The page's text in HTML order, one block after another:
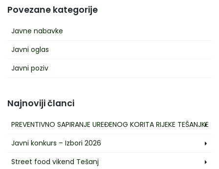
Povezane kategorije
Javne nabavke
Javni oglas
Javni poziv
Najnoviji članci
PREVENTIVNO SAPIRANJE UREĐENOG KORITA RIJEKE TEŠANJKE
Javni konkurs – Izbori 2026
Street food vikend Tešanj